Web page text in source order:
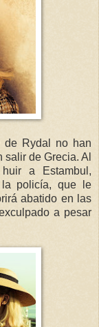
de Rydal no han
de Grecia. Al
a Estambul,
la policía, que le
abatido en las
a pesar